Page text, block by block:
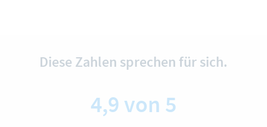
Diese Zahlen sprechen für sich.
4,9 von 5